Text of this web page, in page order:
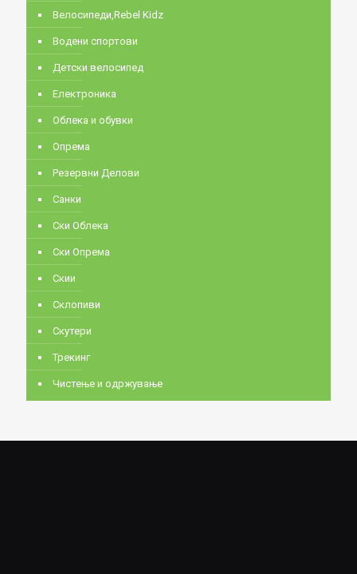
Велосипеди,Rebel Kidz
Водени спортови
Детски велосипед
Електроника
Облека и обувки
Опрема
Резервни Делови
Санки
Ски Облека
Ски Опрема
Скии
Склопиви
Скутери
Трекинг
Чистење и одржување